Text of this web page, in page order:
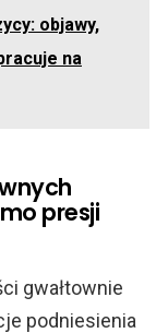
objawy,
na
presji
gwałtownie
podniesienia